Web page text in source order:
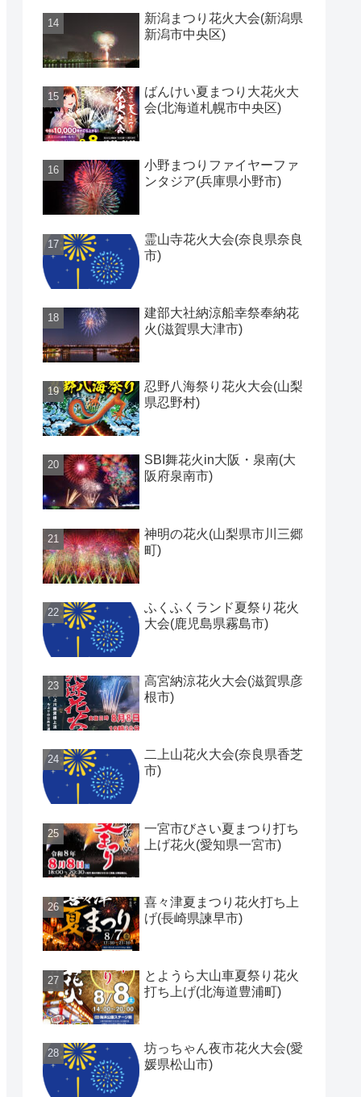
新潟まつり花火大会(新潟県
新潟市中央区)
ばんけい夏まつり大花火大
会(北海道札幌市中央区)
小野まつりファイヤーファ
ンタジア(兵庫県小野市)
霊山寺花火大会(奈良県奈良
市)
建部大社納涼船幸祭奉納花
火(滋賀県大津市)
忍野八海祭り花火大会(山梨
県忍野村)
SBI舞花火in大阪・泉南(大
阪府泉南市)
神明の花火(山梨県市川三郷
町)
ふくふくランド夏祭り花火
大会(鹿児島県霧島市)
高宮納涼花火大会(滋賀県彦
根市)
二上山花火大会(奈良県香芝
市)
一宮市びさい夏まつり打ち
上げ花火(愛知県一宮市)
喜々津夏まつり花火打ち上
げ(長崎県諫早市)
とようら大山車夏祭り花火
打ち上げ(北海道豊浦町)
坊っちゃん夜市花火大会(愛
媛県松山市)